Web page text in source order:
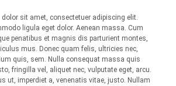
dolor sit amet, consectetuer adipiscing elit.
ligula eget dolor. Aenean massa. Cum
penatibus et magnis dis parturient montes,
mus. Donec quam felis, ultricies nec,
quis, sem. Nulla consequat massa quis
fringilla vel, aliquet nec, vulputate eget, arcu.
ut, imperdiet a, venenatis vitae, justo. Nullam